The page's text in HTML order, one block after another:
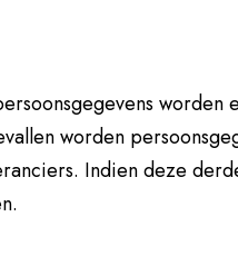
worden
worden
Indien deze